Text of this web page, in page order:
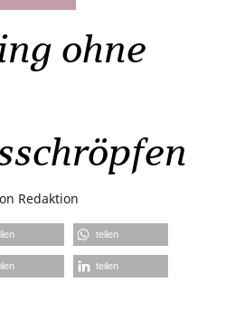
ohne
Redaktion
teilen
teilen